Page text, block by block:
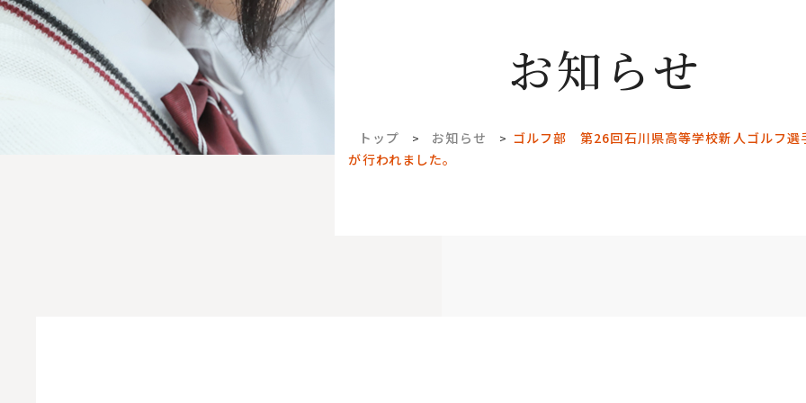
お知らせ
トップ > お知らせ > ゴルフ部 第26回石川県高等学校新人ゴルフ選
が行われました。